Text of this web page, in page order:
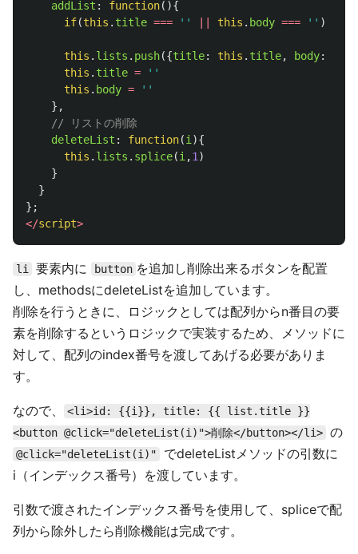
addList : function(){
if(this . title === '' this . body === '' )
this . lists . push({title: this . title, body:
this . title =
''
this . body =
''
},
// リストの削除
deleteList : function(i ){
this . lists . splice(i ,1 )
}
}
};
</script>
li 要素内に button を追加し削除出来るボタンを配置
し、methodsにdeleteListを追加しています。
削除を行うときに、ロジックとしては配列からn番目の要
素を削除するというロジックで実装するため、メソッドに
対して、配列のindex番号を渡してあげる必要がありま
す。
なので、
<li>id: {{i}}, title: {{ list.title }}
<button @click="deleteList(i)">削除</button></li> の
@click="deleteList(i)"
でdeleteListメソッドの引数に
i（インデックス番号）を渡しています。
引数で渡されたインデックス番号を使用して、spliceで配
列から除外したら削除機能は完成です。